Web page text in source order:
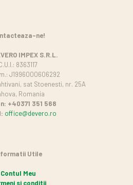
ne!
IMPEX S.R.L.
8363117
J1996000606292
sat Stoenesti, nr. 25A
Romania
+40371 351 568
office@devero.ro
Utile
Contul Meu
si conditii